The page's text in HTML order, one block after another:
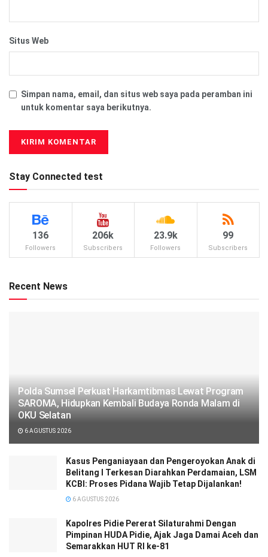
Situs Web
Simpan nama, email, dan situs web saya pada peramban ini
untuk komentar saya berikutnya.
Stay Connected test
136
Followers
206k
Subscribers
23.9k
Followers
99
Subscribers
Recent News
Polda Sumsel Perkuat Harkamtibmas Lewat Program
SAROMA, Hidupkan Kembali Budaya Ronda Malam di
OKU Selatan
6 AGUSTUS 2026
Kasus Penganiayaan dan Pengeroyokan Anak di
Belitang I Terkesan Diarahkan Perdamaian, LSM
KCBI: Proses Pidana Wajib Tetap Dijalankan!
6 AGUSTUS 2026
‎‎Kapolres Pidie Pererat Silaturahmi Dengan
Pimpinan HUDA Pidie, Ajak Jaga Damai Aceh dan
Semarakkan HUT RI ke-81